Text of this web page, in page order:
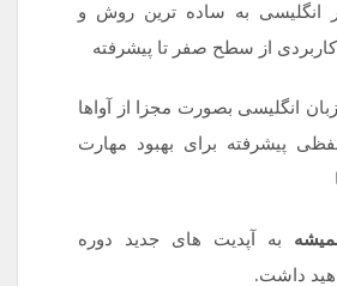
انگلیسی به ساده ترین روش و
از سطح صفر تا پیشرفته
انگلیسی بصورت مجزا از آواها
پیشرفته برای بهبود مهارت
به آپدیت های جدید دوره
داشت.